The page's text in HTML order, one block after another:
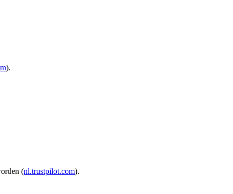
).
(nl.trustpilot.com).